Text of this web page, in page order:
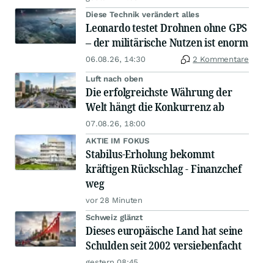
Diese Technik verändert alles
Leonardo testet Drohnen ohne GPS
– der militärische Nutzen ist enorm
06.08.26, 14:30 2 Kommentare
Luft nach oben
Die erfolgreichste Währung der
Welt hängt die Konkurrenz ab
07.08.26, 18:00
AKTIE IM FOKUS
Stabilus-Erholung bekommt
kräftigen Rückschlag - Finanzchef
weg
vor 28 Minuten
Schweiz glänzt
Dieses europäische Land hat seine
Schulden seit 2002 versiebenfacht